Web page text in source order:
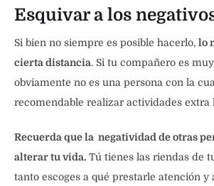
Esquivar a los
Si bien no siempre es posible hacerlo, lo
cierta distancia. Si tu compañero es
obviamente no es una persona con la
recomendable realizar actividades extra
Recuerda que la negatividad de otras
alterar tu vida. Tú tienes las riendas de
tanto escoges a qué prestarle atención y